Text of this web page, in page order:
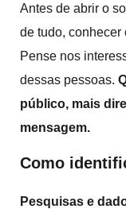
Antes de abrir o
de tudo, conhecer
Pense nos
dessas pessoas.
público, mais
mensagem.
Como
Pesquisas e